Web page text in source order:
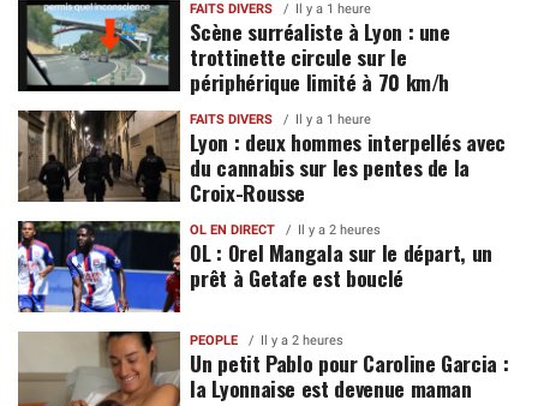
FAITS DIVERS Il y a 1 heure
Scène surréaliste à Lyon : une
trottinette circule sur le
périphérique limité à 70 km/h
FAITS DIVERS Il y a 1 heure
Lyon : deux hommes interpellés avec
du cannabis sur les pentes de la
Croix-Rousse
OL EN DIRECT Il y a 2 heures
OL : Orel Mangala sur le départ, un
prêt à Getafe est bouclé
PEOPLE Il y a 2 heures
Un petit Pablo pour Caroline Garcia :
la Lyonnaise est devenue maman